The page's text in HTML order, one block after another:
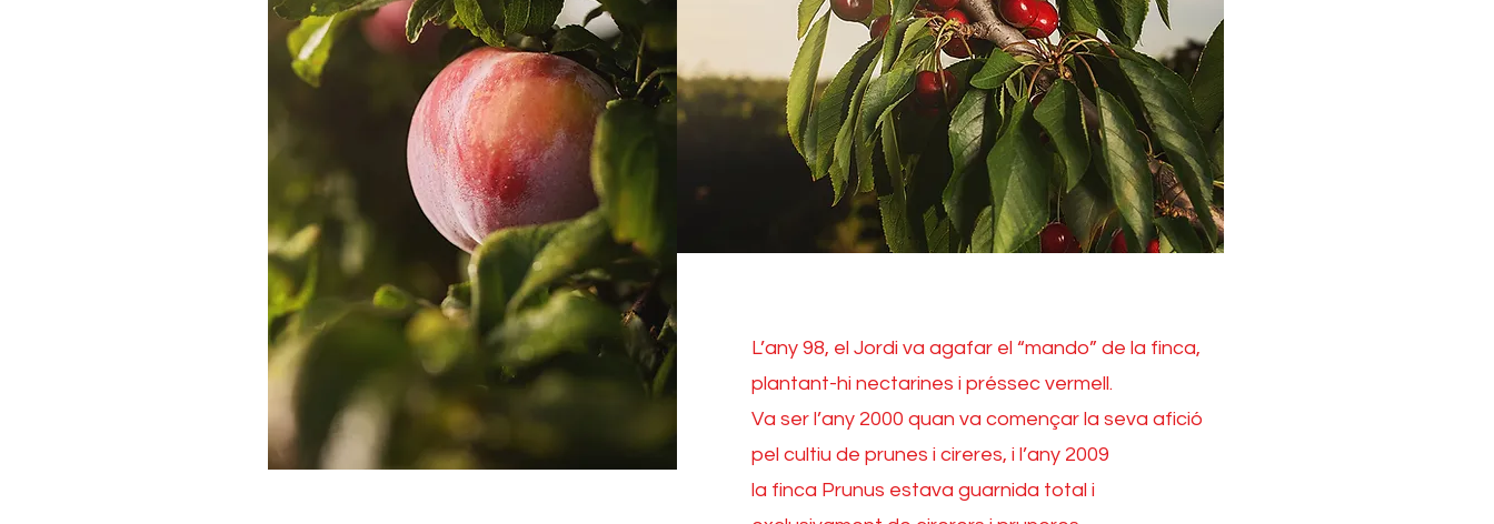
L’any 98, el Jordi va agafar el “mando” de la finca,
plantant-hi nectarines i préssec vermell.
Va ser l’any 2000 quan va començar la seva afició
pel cultiu de prunes i cireres, i l’any 2009
la finca Prunus estava guarnida total i